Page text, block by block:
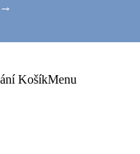
→
KošíkMenu